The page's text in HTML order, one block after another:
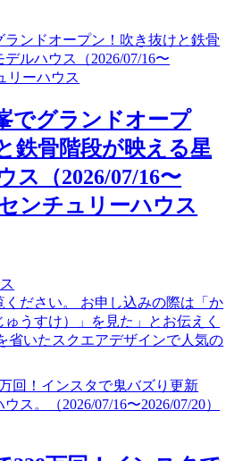
でグランドオープ
鉄骨階段が映える星
ス（2026/07/16〜
ンチュリーハウス
ださい。 お申し込みの際は「か
うすけ）」を見た」とお伝えく
省いたスクエアデザインで人気の